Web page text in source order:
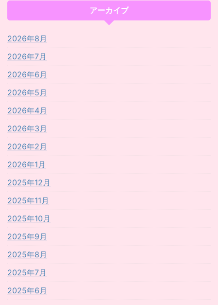
アーカイブ
2026年8月
2026年7月
2026年6月
2026年5月
2026年4月
2026年3月
2026年2月
2026年1月
2025年12月
2025年11月
2025年10月
2025年9月
2025年8月
2025年7月
2025年6月